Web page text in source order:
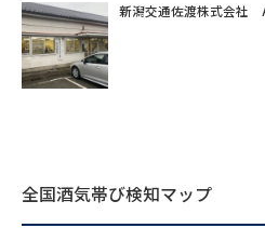
新潟交通佐渡株式会社
全国酒気帯び検知マップ